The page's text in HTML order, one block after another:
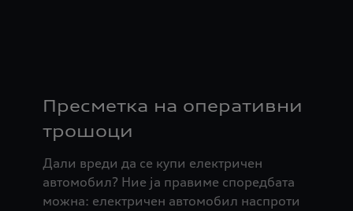
Пресметка на оперативни
трошоци
Дали вреди да се купи електричен
автомобил? Ние ја правиме споредбата
можна: електричен автомобил наспроти